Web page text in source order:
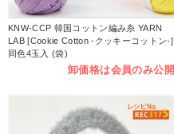
KNW-CCP 韓国コットン編み糸 YARN
LAB [Cookie Cotton -クッキーコットン-]
同色4玉入 (袋)
卸価格は会員のみ公開